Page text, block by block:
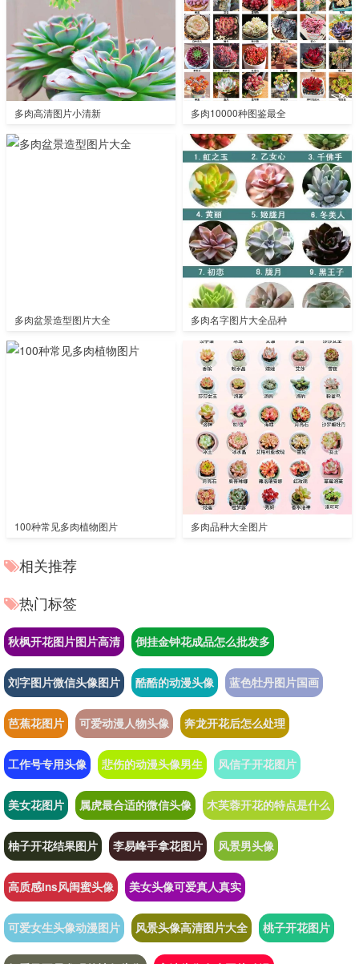
多肉高清图片小清新 多肉10000种图鉴最全
多肉盆景造型图片大全 多肉名字图片大全品种
100种常见多肉植物图片 多肉品种大全图片
相关推荐
热门标签
秋枫开花图片图片高清 倒挂金钟花成品怎么批发多
刘字图片微信头像图片 酷酷的动漫头像 蓝色牡丹图片国画
芭蕉花图片 可爱动漫人物头像 奔龙开花后怎么处理
工作号专用头像 悲伤的动漫头像男生 风信子开花图片
美女花图片 属虎最合适的微信头像 木芙蓉开花的特点是什么
柚子开花结果图片 李易峰手拿花图片 风景男头像
高质感ins风闺蜜头像 美女头像可爱真人真实
可爱女生头像动漫图片 风景头像高清图片大全 桃子开花图片